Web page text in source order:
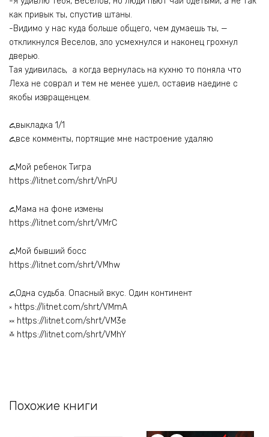
как привык ты, спустив штаны.
-Видимо у нас куда больше общего, чем думаешь ты, —
откликнулся Веселов, зло усмехнулся и наконец грохнул
дверью.
Тая удивилась, а когда вернулась на кухню то поняла что
Леха не соврал и тем не менее ушел, оставив наедине с
якобы извращенцем.
꧖выкладка 1/1
꧖все комменты, портящие мне настроение удаляю
꧖Мой ребенок Тигра
https://litnet.com/shrt/VnPU
꧖Мама на фоне измены
https://litnet.com/shrt/VMrC
꧖Мой бывший босс
https://litnet.com/shrt/VMhw
꧖Одна судьба. Опасный вкус. Один континент
༝ https://litnet.com/shrt/VMmA
༞ https://litnet.com/shrt/VM3e
࿏ https://litnet.com/shrt/VMhY
Похожие книги